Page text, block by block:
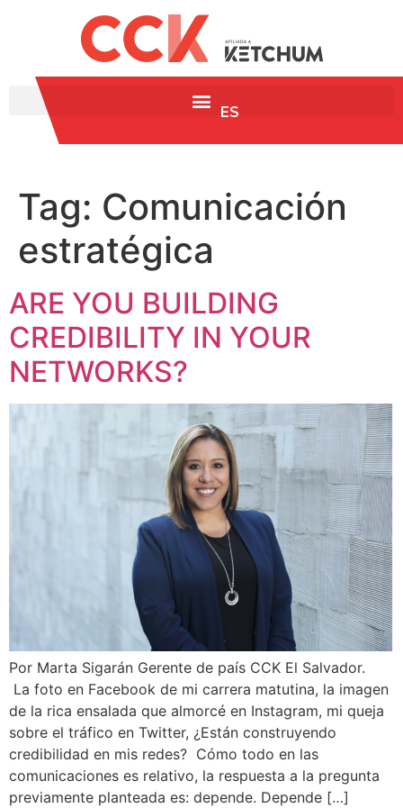
ES
Tag: Comunicación
estratégica
ARE YOU BUILDING
CREDIBILITY IN YOUR
NETWORKS?
Por Marta Sigarán Gerente de país CCK El Salvador.
La foto en Facebook de mi carrera matutina, la imagen
de la rica ensalada que almorcé en Instagram, mi queja
sobre el tráfico en Twitter, ¿Están construyendo
credibilidad en mis redes? Cómo todo en las
comunicaciones es relativo, la respuesta a la pregunta
previamente planteada es: depende. Depende […]